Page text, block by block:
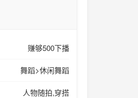
赚够500下播
舞蹈>休闲舞蹈
人物随拍,穿搭